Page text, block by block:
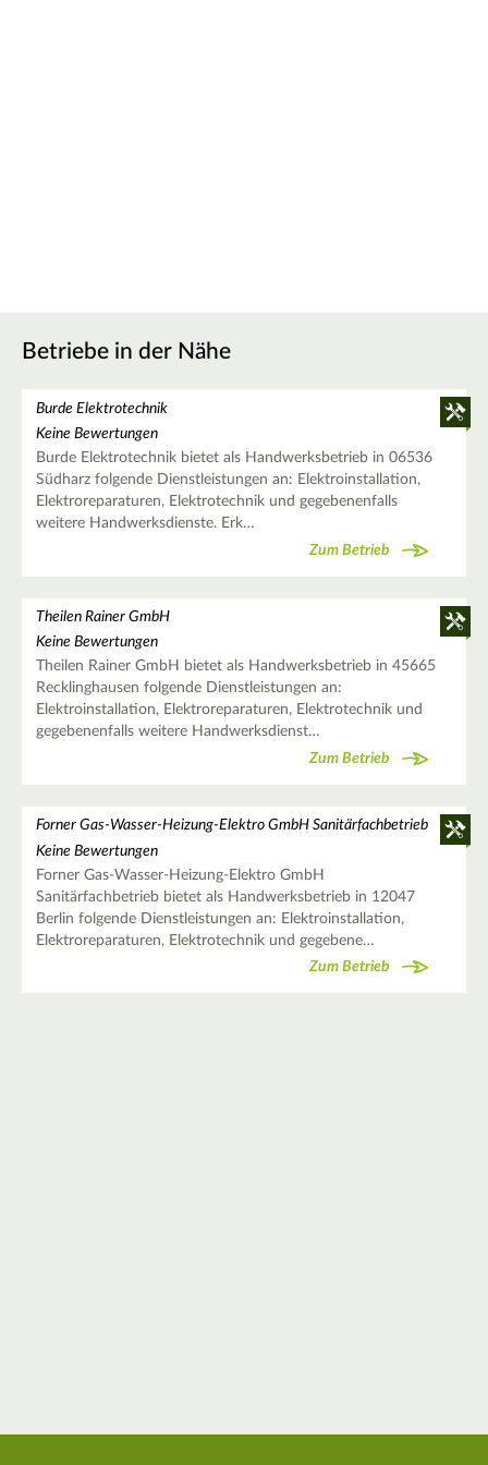
Betriebe in der Nähe
Burde Elektrotechnik
Keine Bewertungen
Burde Elektrotechnik bietet als Handwerksbetrieb in 06536
Südharz folgende Dienstleistungen an: Elektroinstallation,
Elektroreparaturen, Elektrotechnik und gegebenenfalls
weitere Handwerksdienste. Erk…
Zum Betrieb
Theilen Rainer GmbH
Keine Bewertungen
Theilen Rainer GmbH bietet als Handwerksbetrieb in 45665
Recklinghausen folgende Dienstleistungen an:
Elektroinstallation, Elektroreparaturen, Elektrotechnik und
gegebenenfalls weitere Handwerksdienst…
Zum Betrieb
Forner Gas-Wasser-Heizung-Elektro GmbH Sanitärfachbetrieb
Keine Bewertungen
Forner Gas-Wasser-Heizung-Elektro GmbH
Sanitärfachbetrieb bietet als Handwerksbetrieb in 12047
Berlin folgende Dienstleistungen an: Elektroinstallation,
Elektroreparaturen, Elektrotechnik und gegebene…
Zum Betrieb